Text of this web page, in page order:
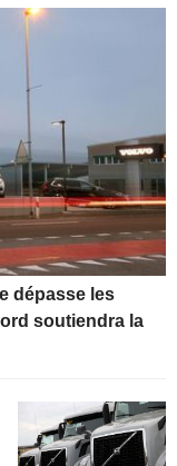
dépasse les
soutiendra la